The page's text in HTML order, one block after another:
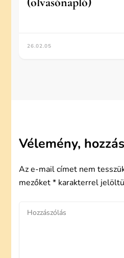
26.02.05
Vélemény,
Az e-mail címet nem
mezőket* karakterrel